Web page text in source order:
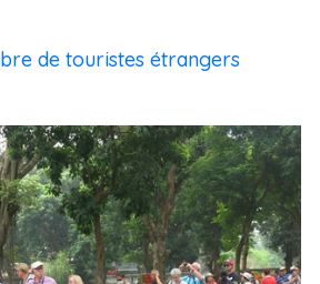
de touristes étrangers